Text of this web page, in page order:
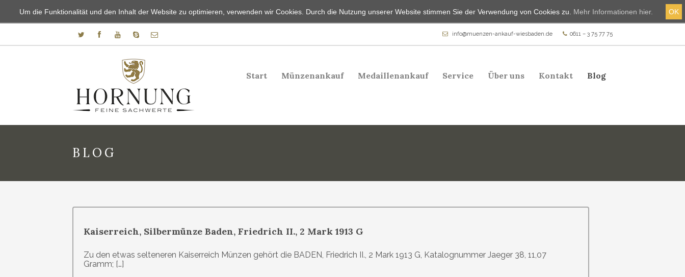
Um die Funktionalität und den Inhalt der Website zu optimieren, verwenden wir Cookies. Durch die Nutzung unserer Website stimmen Sie der Verwendung von Cookies zu. Mehr Informationen hier. OK
info@muenzen-ankauf-wiesbaden.de 0611 – 3 75 77 75
Start Münzenankauf Medaillenankauf Service Über uns Kontakt Blog
BLOG
Kaiserreich, Silbermünze Baden, Friedrich II., 2 Mark 1913 G
Zu den etwas selteneren Kaiserreich Münzen gehört die BADEN, Friedrich II., 2 Mark 1913 G, Katalognummer Jaeger 38, 11,07
Gramm; […]